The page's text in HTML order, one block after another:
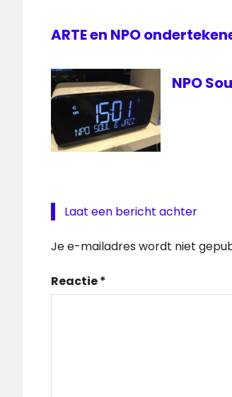
ARTE en NPO
NPO
Laat een bericht achter
Je e-mailadres wordt niet
Reactie*